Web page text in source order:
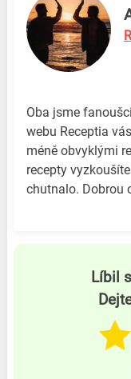
Oba jsme
webu Receptia
méně obvyklými
recepty
chutnalo. Dobrou
Líbil